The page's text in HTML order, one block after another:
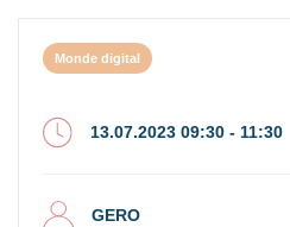
Monde digital
13.07.2023 09:30 - 11:30
GERO